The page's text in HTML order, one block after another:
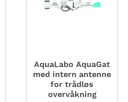
AquaLabo AquaGat
med intern antenne
for trådløs
overvåkning